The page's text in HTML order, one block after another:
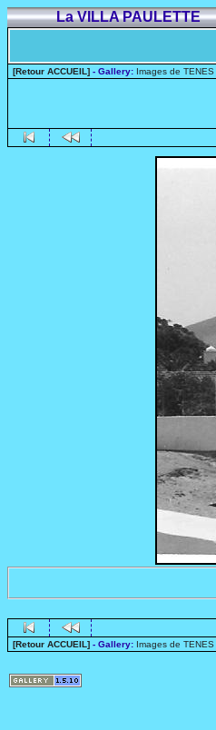
La VILLA PAULETTE
[Retour ACCUEIL] - Gallery: Images de TENES
[Retour ACCUEIL] - Gallery: Images de TENES